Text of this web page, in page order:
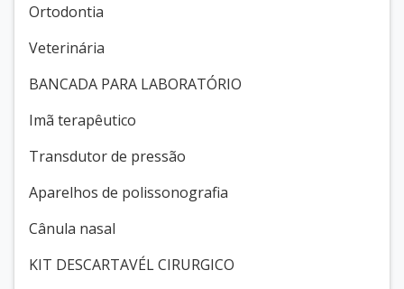
Ortodontia
Veterinária
BANCADA PARA LABORATÓRIO
Imã terapêutico
Transdutor de pressão
Aparelhos de polissonografia
Cânula nasal
KIT DESCARTAVÉL CIRURGICO